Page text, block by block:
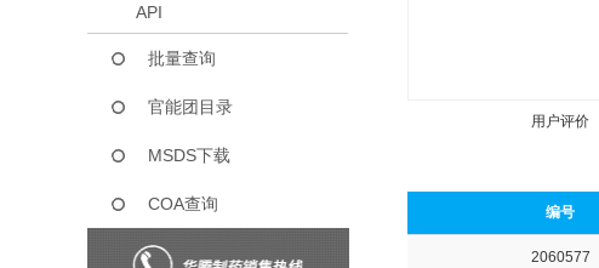
API
批量查询
官能团目录
MSDS下载
COA查询
用户评价
编号
2060577